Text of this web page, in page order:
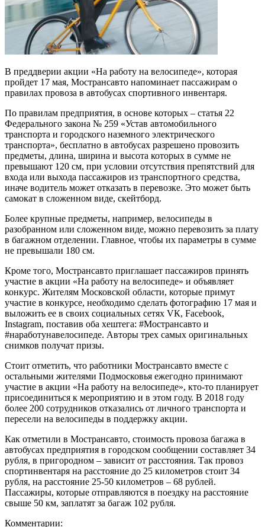
В преддверии акции «На работу на велосипеде», которая
пройдет 17 мая, Мострансавто напоминает пассажирам о
правилах провоза в автобусах спортивного инвентаря.
По правилам предприятия, в основе которых – статья 22
Федерального закона № 259 «Устав автомобильного
транспорта и городского наземного электрического
транспорта», бесплатно в автобусах разрешено провозить
предметы, длина, ширина и высота которых в сумме не
превышают 120 см, при условии отсутствия препятствий для
входа или выхода пассажиров из транспортного средства,
иначе водитель может отказать в перевозке. Это может быть
самокат в сложенном виде, скейтборд.
Более крупные предметы, например, велосипеды в
разобранном или сложенном виде, можно перевозить за плату
в багажном отделении. Главное, чтобы их параметры в сумме
не превышали 180 см.
Кроме того, Мострансавто приглашает пассажиров принять
участие в акции «На работу на велосипеде» и объявляет
конкурс. Жителям Московской области, которые примут
участие в конкурсе, необходимо сделать фотографию 17 мая и
выложить ее в своих социальных сетях VК, Facebook,
Instagram, поставив оба хештега: #Мострансавто и
#наработунавелосипеде. Авторы трех самых оригинальных
снимков получат призы.
Стоит отметить, что работники Мострансавто вместе с
остальными жителями Подмосковья ежегодно принимают
участие в акции «На работу на велосипеде», кто-то планирует
присоединиться к мероприятию и в этом году. В 2018 году
более 200 сотрудников отказались от личного транспорта и
пересели на велосипеды в поддержку акции.
Как отметили в Мострансавто, стоимость провоза багажа в
автобусах предприятия в городском сообщении составляет 34
рубля, в пригородном – зависит от расстояния. Так провоз
спортинвентаря на расстояние до 25 километров стоит 34
рубля, на расстояние 25-50 километров – 68 рублей.
Пассажиры, которые отправляются в поездку на расстояние
свыше 50 км, заплатят за багаж 102 рубля.
Комментарии: